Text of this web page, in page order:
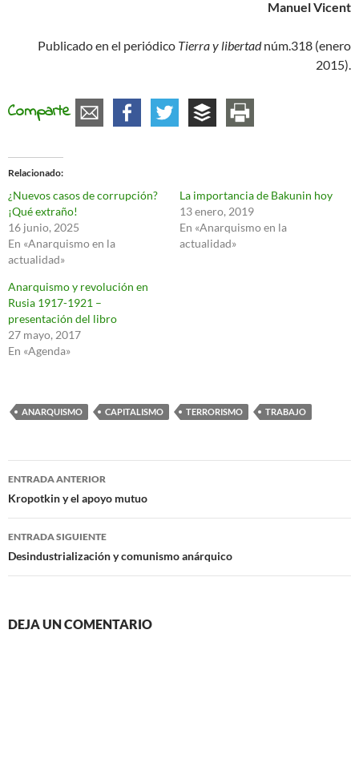
Manuel Vicent
Publicado en el periódico Tierra y libertadnúm.318 (enero
2015).
Comparte
Relacionado
¿Nuevos casos de corrupción?
¡Qué extraño!
16 junio, 2025
En «Anarquismo en la
actualidad»
La importancia de Bakunin hoy
13 enero, 2019
En «Anarquismo en la
actualidad»
Anarquismo y revolución en
Rusia 1917-1921 –
presentación del libro
27 mayo, 2017
En «Agenda»
ANARQUISMO CAPITALISMO TERRORISMO TRABAJO
Navegación
de
entradas
ENTRADA ANTERIOR
Kropotkin y el apoyo mutuo
ENTRADA SIGUIENTE
Desindustrialización y comunismo anárquico
DEJA UN COMENTARIO